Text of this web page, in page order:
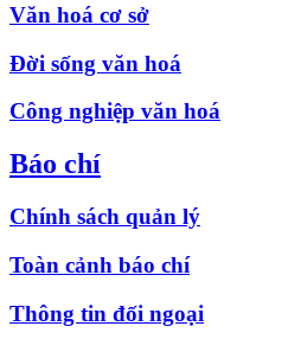
Văn hoá cơ sở
Đời sống văn hoá
Công nghiệp văn hoá
Báo chí
Chính sách quản lý
Toàn cảnh báo chí
Thông tin đối ngoại